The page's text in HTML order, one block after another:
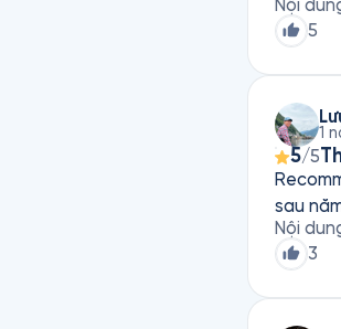
Nội
5
1
5/5
sau
Nội
3